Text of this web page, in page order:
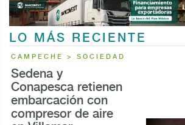
LO MÁS RECIENTE
CAMPECHE > SOCIEDAD
Sedena y
Conapesca retienen
embarcación con
compresor de aire